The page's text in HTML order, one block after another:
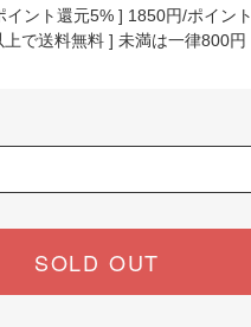
ント還元5% ] 1850円/ポイント
で送料無料 ] 未満は一律800円
SOLD OUT